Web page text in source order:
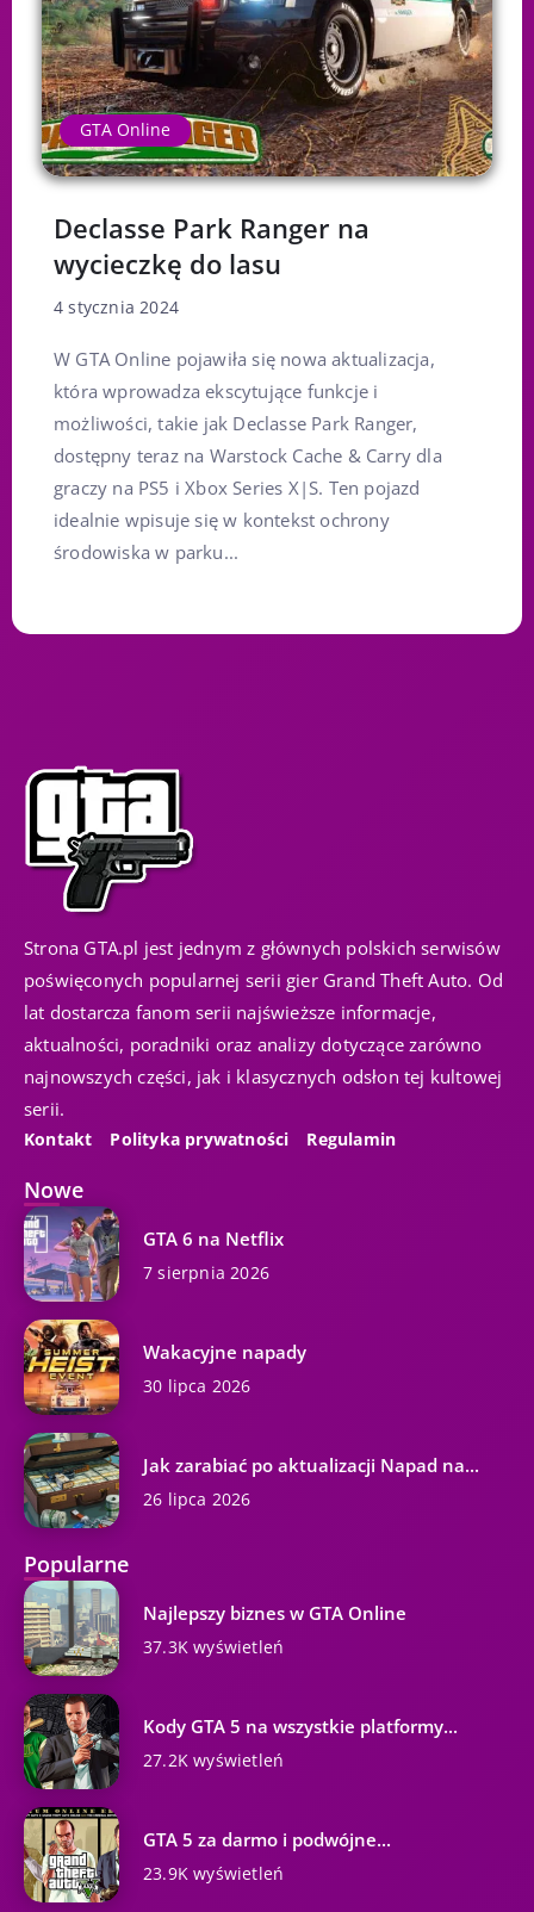
GTA Online
Declasse Park Ranger na
wycieczkę do lasu
4 stycznia 2024
W GTA Online pojawiła się nowa aktualizacja,
która wprowadza ekscytujące funkcje i
możliwości, takie jak Declasse Park Ranger,
dostępny teraz na Warstock Cache & Carry dla
graczy na PS5 i Xbox Series X|S. Ten pojazd
idealnie wpisuje się w kontekst ochrony
środowiska w parku...
Strona GTA.pl jest jednym z głównych polskich serwisów
poświęconych popularnej serii gier Grand Theft Auto. Od
lat dostarcza fanom serii najświeższe informacje,
aktualności, poradniki oraz analizy dotyczące zarówno
najnowszych części, jak i klasycznych odsłon tej kultowej
serii.
Kontakt Polityka prywatności Regulamin
Nowe
GTA 6 na Netflix
7 sierpnia 2026
Wakacyjne napady
30 lipca 2026
Jak zarabiać po aktualizacji Napad na...
26 lipca 2026
Popularne
Najlepszy biznes w GTA Online
37.3K wyświetleń
Kody GTA 5 na wszystkie platformy...
27.2K wyświetleń
GTA 5 za darmo i podwójne...
23.9K wyświetleń